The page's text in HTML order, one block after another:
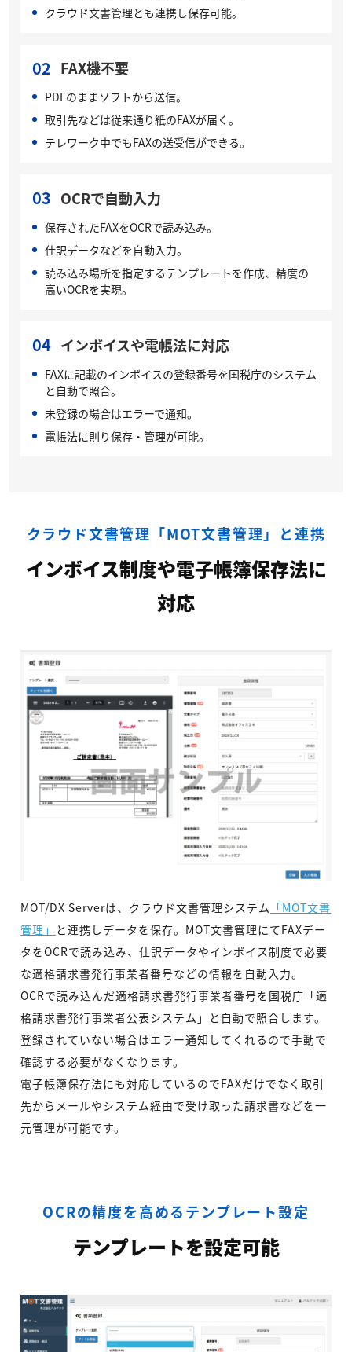
クラウド文書管理とも連携し保存可能。
02 FAX機不要
PDFのままソフトから送信。
取引先などは従来通り紙のFAXが届く。
テレワーク中でもFAXの送受信ができる。
03 OCRで自動入力
保存されたFAXをOCRで読み込み。
仕訳データなどを自動入力。
読み込み場所を指定するテンプレートを作成、精度の
高いOCRを実現。
04 インボイスや電帳法に対応
FAXに記載のインボイスの登録番号を国税庁のシステム
と自動で照合。
未登録の場合はエラーで通知。
電帳法に則り保存・管理が可能。
クラウド文書管理「MOT文書管理」と連携
インボイス制度や電子帳簿保存法に
対応
MOT/DX Serverは、クラウド文書管理システム 「MOT文書
管理」
と連携しデータを保存。MOT文書管理にてFAXデー
タをOCRで読み込み、仕訳データやインボイス制度で必要
な適格請求書発行事業者番号などの情報を自動入力。
OCRで読み込んだ適格請求書発行事業者番号を国税庁「適
格請求書発行事業者公表システム」と自動で照合します。
登録されていない場合はエラー通知してくれるので手動で
確認する必要がなくなります。
電子帳簿保存法にも対応しているのでFAXだけでなく取引
先からメールやシステム経由で受け取った請求書などを一
元管理が可能です。
OCRの精度を高めるテンプレート設定
テンプレートを設定可能